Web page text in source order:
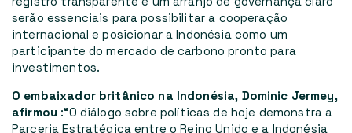
serão essenciais para possibilitar a cooperação
internacional e posicionar a Indonésia como um
participante do mercado de carbono pronto para
investimentos.
O embaixador britânico na Indonésia, Dominic Jermey,
afirmou :“O diálogo sobre políticas de hoje demonstra a
Parceria Estratégica entre o Reino Unido e a Indonésia